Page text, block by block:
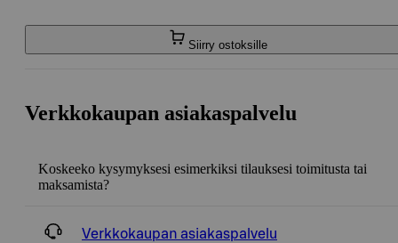
Siirry ostoksille
Verkkokaupan asiakaspalvelu
Koskeeko kysymyksesi esimerkiksi tilauksesi toimitusta tai
maksamista?
Verkkokaupan asiakaspalvelu